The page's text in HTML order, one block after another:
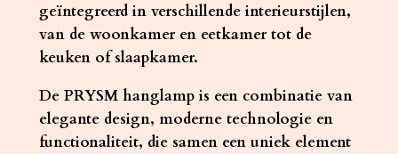
geïntegreerd in verschillende interieurstijlen,
van de woonkamer en eetkamer tot de
keuken of slaapkamer.
De PRYSM hanglamp is een combinatie van
elegante design, moderne technologie en
functionaliteit, die samen een uniek element